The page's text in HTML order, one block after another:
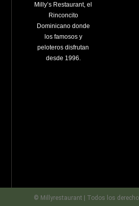
Milly’s Restaurant, el
Rinconcito
Dominicano donde
los famosos y
peloteros disfrutan
desde 1996.
© Millyrestaurant | Todos los